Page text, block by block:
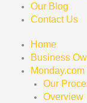
Our Blog
Contact Us
Home
Business
Monday.com
Our
Overview